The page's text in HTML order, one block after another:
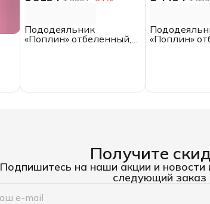
Пододеяльник
«Поплин» отбеленный,
«Поплин»
Получите
Подпишитесь на наши акции и новости
следующий заказ